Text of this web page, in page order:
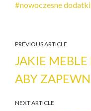
nowoczesne
PREVIOUS ARTICLE
JAKIE
ABY
NEXT ARTICLE